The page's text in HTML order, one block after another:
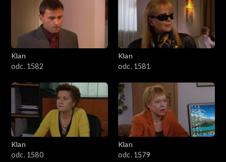
1401–1500
1301–1400
1201–1300
1101–1200
1001–1100
901–1000
Klan
odc. 1582
Klan
odc. 1581
Klan
odc. 1580
Klan
odc. 1579